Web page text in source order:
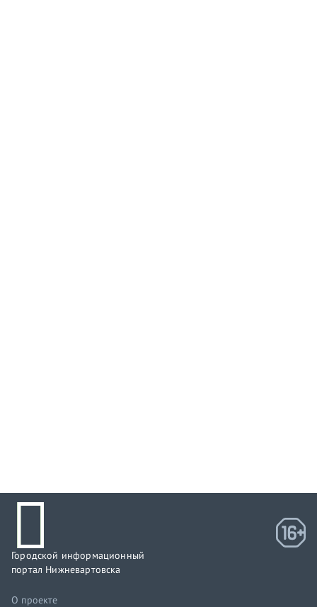
Городской информационный
портал Нижневартовска
О проекте